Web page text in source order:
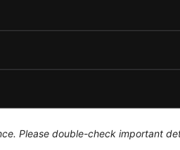
Please double-check important